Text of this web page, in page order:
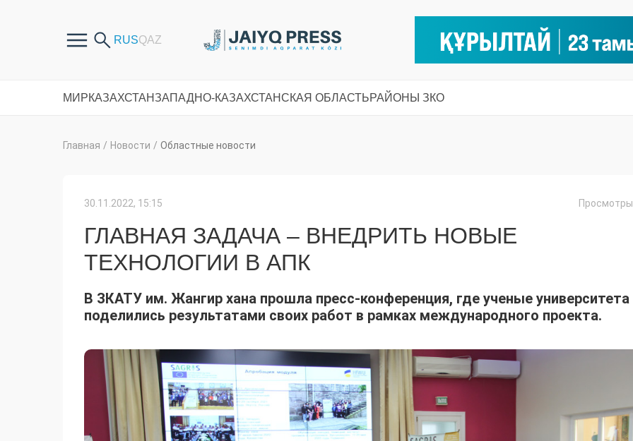
МИРКАЗАХСТАНЗАПАДНО-КАЗАХСТАНСКАЯ ОБЛАСТЬРАЙОНЫ ЗКО
Главная / Новости / Областные новости
30.11.2022, 15:15
ГЛАВНАЯ ЗАДАЧА – ВНЕДРИТЬ НОВЫЕ
ТЕХНОЛОГИИ В АПК
В ЗКАТУ им. Жангир хана прошла пресс-конференция, где ученые университета
поделились результатами своих работ в рамках международного проекта.